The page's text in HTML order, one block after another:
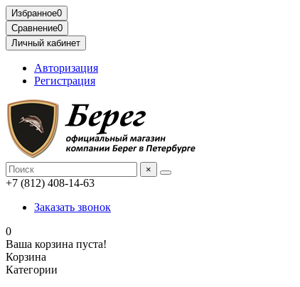
Избранное0
Сравнение0
Личный кабинет
Авторизация
Регистрация
×
+7 (812) 408-14-63
Заказать звонок
0
Ваша корзина пуста!
Корзина
Категории